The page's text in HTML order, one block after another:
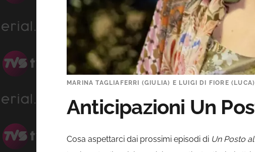
MARINA TAGLIAFERRI (GIULIA) E LUIGI DI FIORE
Anticipazioni Un
Cosa aspettarci dai prossimi episodi di Un Posto